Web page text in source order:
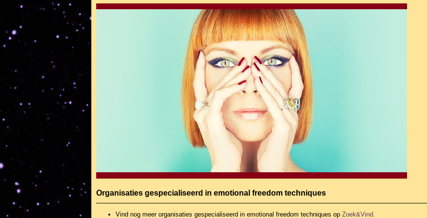
Organisaties gespecialiseerd in emotional freedom techniques
Vind nog meer organisaties gespecialiseerd in emotional freedom techniques op Zoek&Vind.